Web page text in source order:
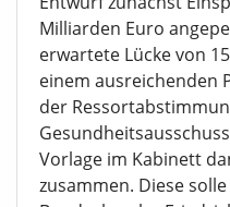
Euro. Warken hatte in
Entwurf zunächst
Milliarden Euro
erwartete Lücke von
einem ausreichenden
der